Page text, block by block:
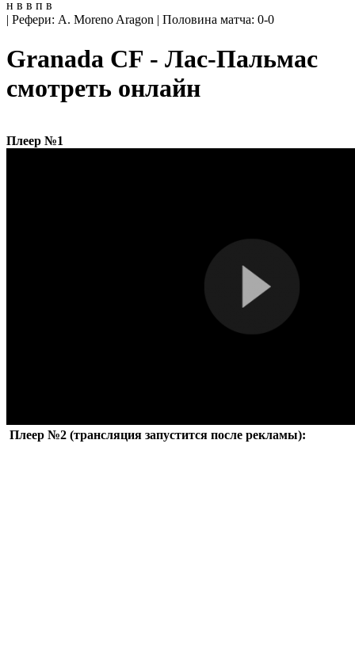
н в в п в
| Рефери: A. Moreno Aragon | Половина матча: 0-0
Granada CF - Лас-Пальмас
смотреть онлайн
Плеер №1
Плеер №2 (трансляция запустится после рекламы):